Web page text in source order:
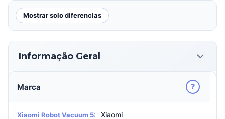
Mostrar solo diferencias
Informação Geral
Marca ?
Xiaomi Robot Vacuum 5: Xiaomi